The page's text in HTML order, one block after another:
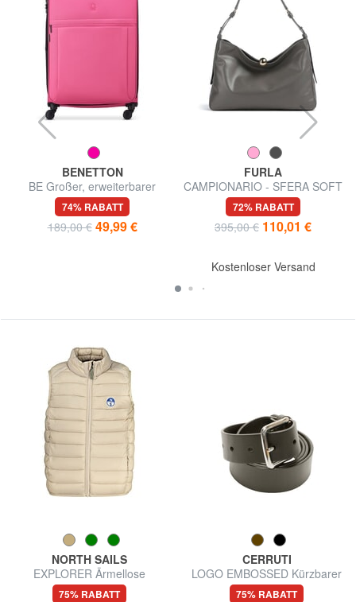
BENETTON
BE Großer, erweiterbarer
Trolley
74% RABATT
189,00 € 49,99 €
FURLA
CAMPIONARIO - SFERA SOFT
Schultertasche, Leder,
Hergestellt in Italien
72% RABATT
395,00 € 110,01 €
Kostenloser Versand
NORTH SAILS
EXPLORER Ärmellose
Daunenjacke
75% RABATT
CERRUTI
LOGO EMBOSSED Kürzbarer
Ledergürtel
75% RABATT